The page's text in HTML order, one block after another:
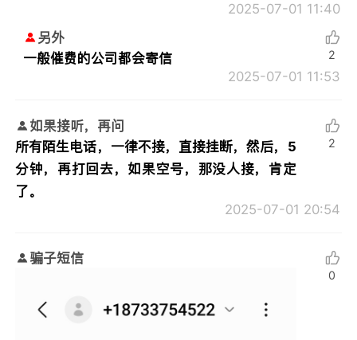
2025-07-01 11:40
另外
一般催费的公司都会寄信
2025-07-01 11:53
2
如果接听，再问
所有陌生电话，一律不接，直接挂断，然后，5
分钟，再打回去，如果空号，那没人接，肯定
了。
2025-07-01 20:54
2
骗子短信
0